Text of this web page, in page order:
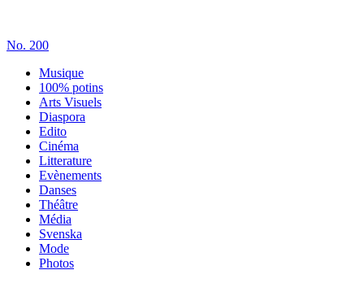
No. 200
Musique
100% potins
Arts Visuels
Diaspora
Edito
Cinéma
Litterature
Evènements
Danses
Théâtre
Média
Svenska
Mode
Photos